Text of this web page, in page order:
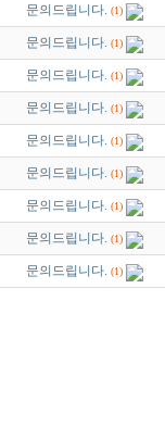
문의드립니다. (1)
문의드립니다. (1)
문의드립니다. (1)
문의드립니다. (1)
문의드립니다. (1)
문의드립니다. (1)
문의드립니다. (1)
문의드립니다. (1)
문의드립니다. (1)